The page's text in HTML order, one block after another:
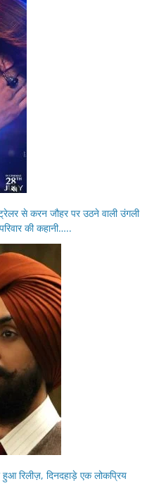
से करन जौहर पर उठने वाली उंगली
की कहानी…..
हुआ रिलीज़, दिनदहाड़े एक लोकप्रिय